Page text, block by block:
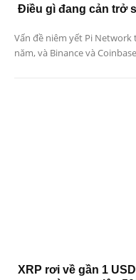
Điều gì đang cản trở
Vấn đề niêm yết Pi Network
năm, và Binance và
XRP rơi về gần 1